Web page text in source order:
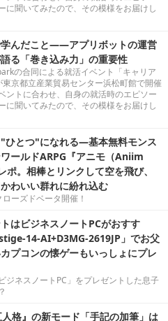
に聞いてみたので、その模様をお届けし
んだこと――アプリボットの運営
る「巻き込み力」の重要性
の合同による就活イベント「キャリア
京都立産業貿易センター浜松町館で開催
ントに合わせ、自身の就活時のエピソー
に聞いてみたので、その模様をお届けし
ひとつ"になれる―基本無料モンス
ールドARPG『アニモ（Aniim
ポ。相棒とリンクして空を飛び、
わいい群れに紛れ込む
ーズドベータ開催！
はビジネスノートPCがおすす
14-AI+D3MG-2619JP」でお父
プコンの懐ゲーもいっしょにプレ
ジネスノートPC」をプレゼントした息子
格』の新モード「手記の加筆」は